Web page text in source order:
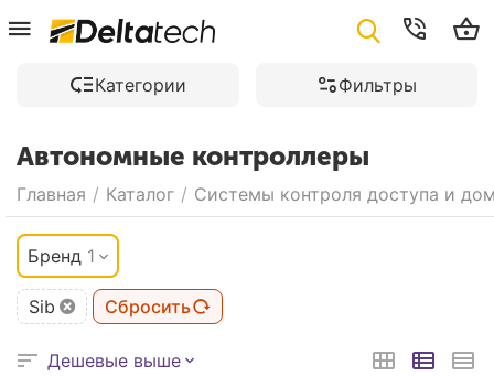
Категории Фильтры
Автономные контроллеры
Главная / Каталог / Системы контроля доступа и
Бренд 1
Sib Сбросить
Дешевые выше